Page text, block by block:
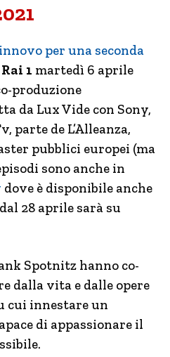
per una seconda
Rai 1 martedì 6 aprile
produzione
da Lux Vide con Sony,
parte de L’Alleanza,
pubblici europei (ma
sono anche in
dove è disponibile anche
28 aprile sarà su
Spotnitz hanno co-
dalla vita e dalle opere
cui innestare un
di appassionare il